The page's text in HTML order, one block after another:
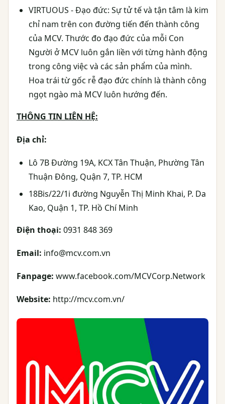
VIRTUOUS - Đạo đức: Sự tử tế và tận tâm là kim
chỉ nam trên con đường tiến đến thành công
của MCV. Thước đo đạo đức của mỗi Con
Người ở MCV luôn gắn liền với từng hành động
trong công việc và các sản phẩm của mình.
Hoa trái từ gốc rễ đạo đức chính là thành công
ngọt ngào mà MCV luôn hướng đến.
THÔNG TIN LIÊN HỆ:
Địa chỉ:
Lô 7B Đường 19A, KCX Tân Thuận, Phường Tân
Thuận Đông, Quận 7, TP. HCM
18Bis/22/1i đường Nguyễn Thị Minh Khai, P. Da
Kao, Quận 1, TP. Hồ Chí Minh
Điện thoại: 0931 848 369
Email: info@mcv.com.vn
Fanpage: www.facebook.com/MCVCorp.Network
Website: http://mcv.com.vn/